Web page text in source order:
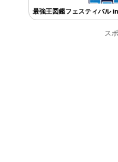
最強王図鑑フェスティバル
ス